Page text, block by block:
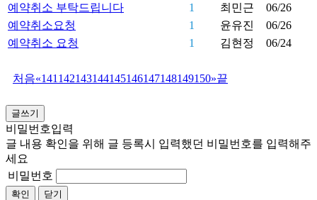
예약취소 부탁드립니다 1 최민근
06/26
예약취소요청
1 윤유진
06/26
예약취소 요청
1 김현정 06/24
처음«141 142143144145146147148149150»끝
글쓰기
비밀번호입력
글 내용 확인을 위해 글 등록시 입력했던 비밀번호를 입력해주
세요
비밀번호
확인 닫기